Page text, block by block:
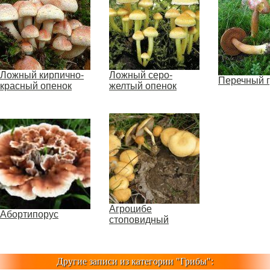
Ложный кирпично-
красный опенок
Ложный серо-
желтый опенок
Перечный
Абортипорус
Агроцибе
стоповидный
Другие записи из категории "Грибы":